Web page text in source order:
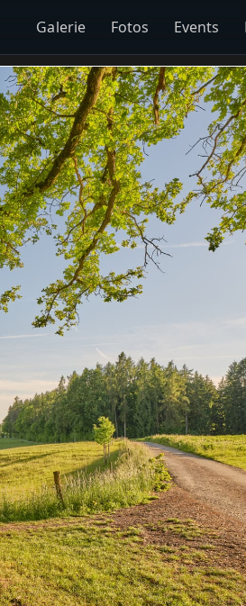
Galerie Fotos Events